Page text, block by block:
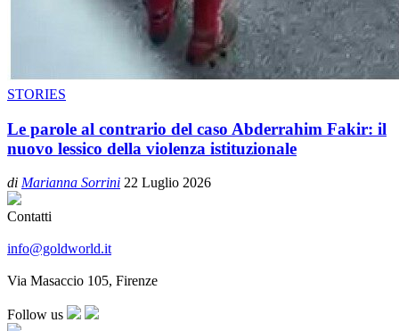
STORIES
Le parole al contrario del caso Abderrahim Fakir: il
nuovo lessico della violenza istituzionale
di Marianna Sorrini 22 Luglio 2026
Contatti
info@goldworld.it
Via Masaccio 105, Firenze
Follow us